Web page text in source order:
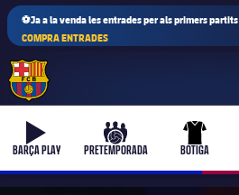
⚽Ja a la venda les entrades per als primers partits
COMPRA ENTRADES
b-play
BARÇA PLAY
culers-ball
PRETEMPORADA
uniform
BOTIGA